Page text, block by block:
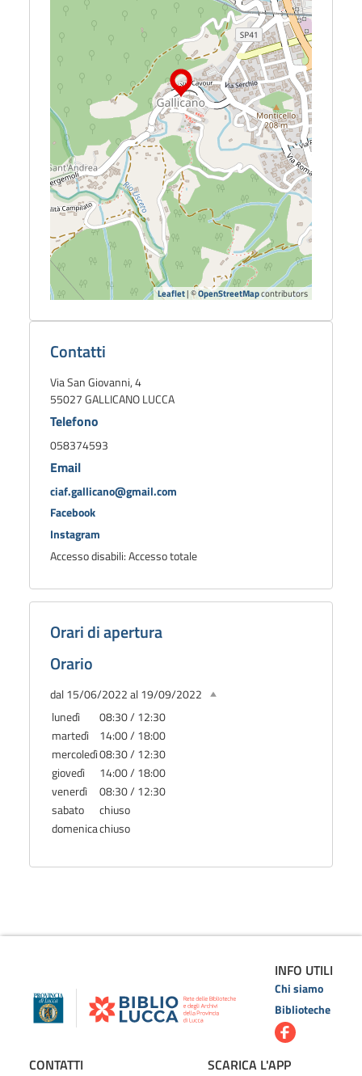
Leaflet| ©OpenStreetMapcontributors
Dettagli
biblioteca
Contatti
Via San Giovanni, 4
55027 GALLICANO LUCCA
Telefono
058374593
Email
ciaf.gallicano@gmail.com
Facebook
Instagram
Accesso disabili: Accesso totale
Orari di apertura
Orario
dal 15/06/2022 al 19/09/2022
lunedì
08:30 / 12:30
martedì
14:00 / 18:00
mercoledì08:30 / 12:30
giovedì
14:00 / 18:00
venerdì
08:30 / 12:30
sabato
chiuso
domenicachiuso
INFO UTILI
Chi siamo
Biblioteche
CONTATTI SCARICA L'APP